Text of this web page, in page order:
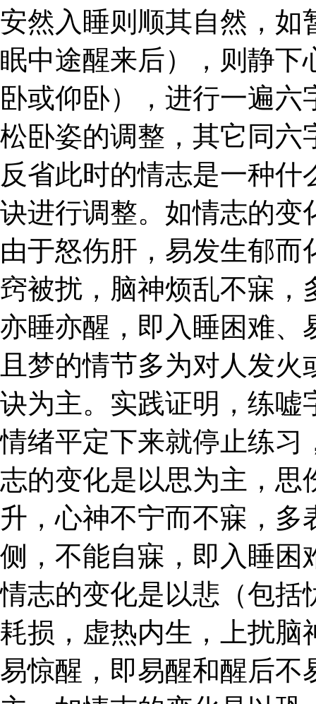
安然入睡则顺其自然，如
眠中途醒来后），则静下
卧或仰卧），进行一遍
松卧姿的调整，其它同六
反省此时的情志是一种
诀进行调整。如情志的变
由于怒伤肝，易发生郁
窍被扰，脑神烦乱不寐，
亦睡亦醒，即入睡困难、
且梦的情节多为对人发
诀为主。实践证明，练嘘
情绪平定下来就停止练习
志的变化是以思为主，思
升，心神不宁而不寐，
侧，不能自寐，即入睡困
情志的变化是以悲（包括
耗损，虚热内生，上扰脑
易惊醒，即易醒和醒后不